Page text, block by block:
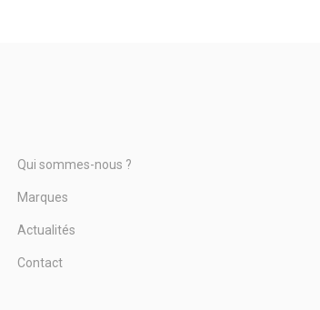
Qui sommes-nous ?
Marques
Actualités
Contact